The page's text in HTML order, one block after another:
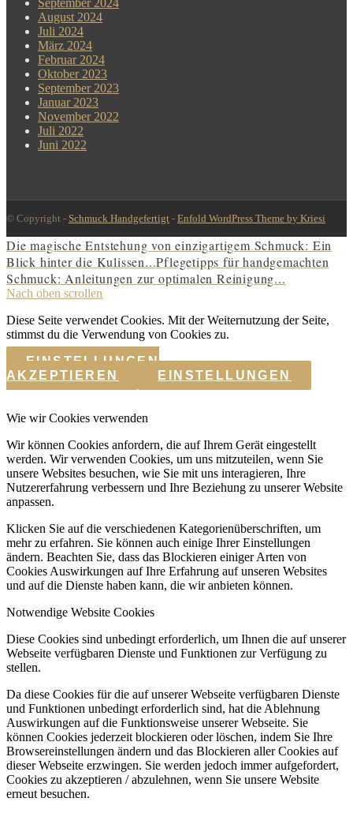
September 2024
August 2024
Juli 2024
März 2024
Februar 2024
Oktober 2023
September 2023
Januar 2023
November 2022
Juli 2022
Juni 2022
© Copyright - Schmuck Handgefertigt - Enfold WordPress Theme by Kriesi
Die magische Entstehung von einzigartigem Schmuck: Ein
Blick hinter die Kulissen...Pflegetipps für handgemachten
Schmuck: Anleitungen zur optimalen Reinigung...
Nach oben scrollen
Diese Seite verwendet Cookies. Mit der Weiternutzung der Seite,
stimmst du die Verwendung von Cookies zu.
EINSTELLUNGEN
AKZEPTIEREN
EINSTELLUNGEN
Wie wir Cookies verwenden
Wir können Cookies anfordern, die auf Ihrem Gerät eingestellt
werden. Wir verwenden Cookies, um uns mitzuteilen, wenn Sie
unsere Websites besuchen, wie Sie mit uns interagieren, Ihre
Nutzererfahrung verbessern und Ihre Beziehung zu unserer Website
anpassen.
Klicken Sie auf die verschiedenen Kategorienüberschriften, um
mehr zu erfahren. Sie können auch einige Ihrer Einstellungen
ändern. Beachten Sie, dass das Blockieren einiger Arten von
Cookies Auswirkungen auf Ihre Erfahrung auf unseren Websites
und auf die Dienste haben kann, die wir anbieten können.
Notwendige Website Cookies
Diese Cookies sind unbedingt erforderlich, um Ihnen die auf unserer
Webseite verfügbaren Dienste und Funktionen zur Verfügung zu
stellen.
Da diese Cookies für die auf unserer Webseite verfügbaren Dienste
und Funktionen unbedingt erforderlich sind, hat die Ablehnung
Auswirkungen auf die Funktionsweise unserer Webseite. Sie
können Cookies jederzeit blockieren oder löschen, indem Sie Ihre
Browsereinstellungen ändern und das Blockieren aller Cookies auf
dieser Webseite erzwingen. Sie werden jedoch immer aufgefordert,
Cookies zu akzeptieren / abzulehnen, wenn Sie unsere Website
erneut besuchen.